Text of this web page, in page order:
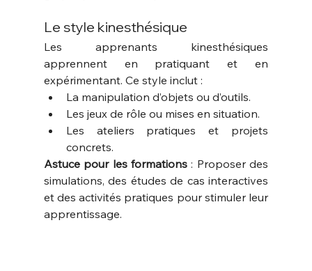
Le style kinesthésique
Les apprenants kinesthésiques
apprennent en pratiquant et en
expérimentant. Ce style inclut :
La manipulation d’objets ou d’outils.
Les jeux de rôle ou mises en situation.
Les ateliers pratiques et projets
concrets.
Astuce pour les formations : Proposer des
simulations, des études de cas interactives
et des activités pratiques pour stimuler leur
apprentissage.